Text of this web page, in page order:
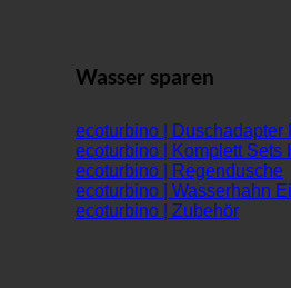
Wasser sparen
ecoturbino | Duschadapter
ecoturbino | Komplett Sets
ecoturbino | Regendusche
ecoturbino | Wasserhahn
ecoturbino | Zubehör